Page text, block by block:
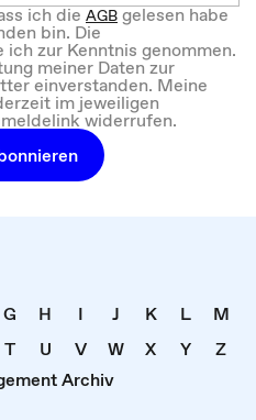
ich dieAGBgelesen habe
bin. Die
ich zur Kenntnis genommen.
meiner Daten zur
einverstanden. Meine
im jeweiligen
widerrufen.
G H I J K L
M
T U V W X Y
Z
Archiv